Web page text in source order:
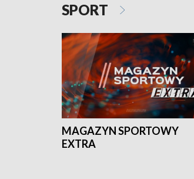
SPORT
MAGAZYN SPORTOWY
EXTRA